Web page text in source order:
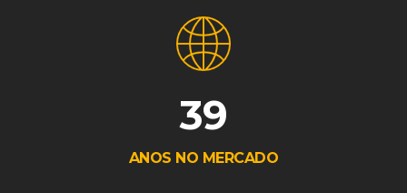
39
ANOS NO MERCADO